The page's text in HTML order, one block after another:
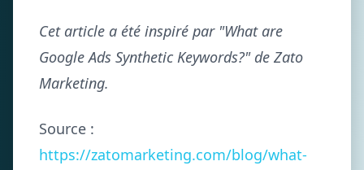
Cet article a été inspiré par "What are
Google Ads Synthetic Keywords?" de Zato
Marketing.
Source :
https://zatomarketing.com/blog/what-